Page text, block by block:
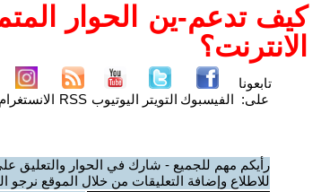
كيف تدعم-ين الحوار
الانترنت؟
تابعونا
على: الفيسبوك التويتر اليوتيوب RSS الانستغرام
رأيكم مهم للجميع - شارك في الحوار والتعليق
للاطلاع وإضافة التعليقات من خلال الموقع نرجو